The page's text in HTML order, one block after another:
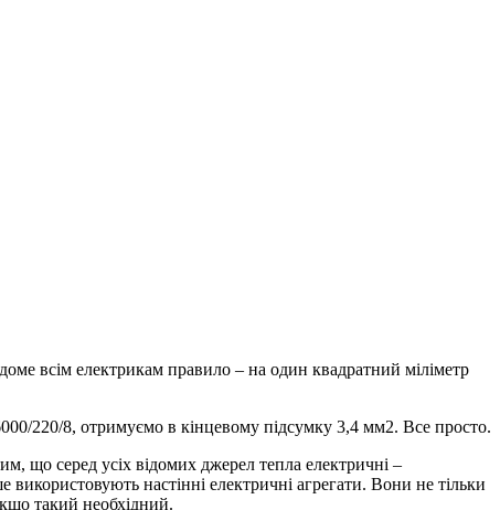
всім електрикам правило – на один квадратний міліметр
220/8, отримуємо в кінцевому підсумку 3,4 мм2. Все просто.
що серед усіх відомих джерел тепла електричні –
настінні електричні агрегати. Вони не тільки
такий необхідний.